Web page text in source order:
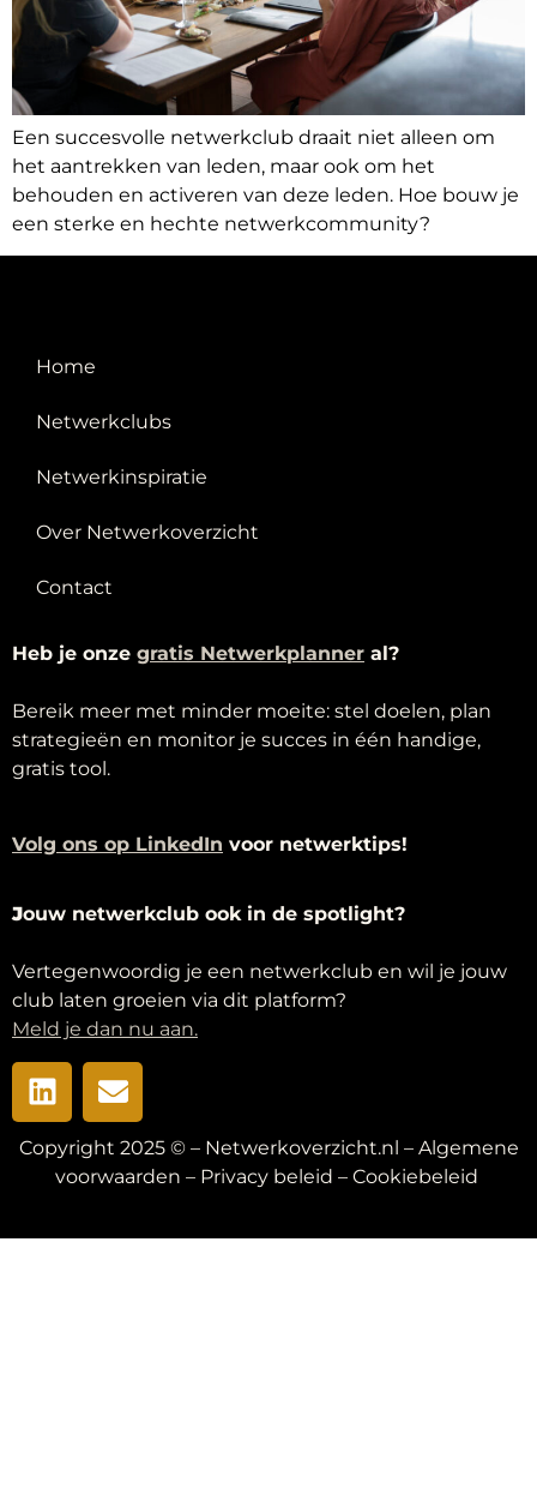
Een succesvolle netwerkclub draait niet alleen om
het aantrekken van leden, maar ook om het
behouden en activeren van deze leden. Hoe bouw je
een sterke en hechte netwerkcommunity?
Home
Netwerkclubs
Netwerkinspiratie
Over Netwerkoverzicht
Contact
Heb je onze gratis Netwerkplanner al?
Bereik meer met minder moeite: stel doelen, plan
strategieën en monitor je succes in één handige,
gratis tool.
Volg ons op LinkedIn voor netwerktips!
Jouw netwerkclub ook in de spotlight?
Vertegenwoordig je een netwerkclub en wil je jouw
club laten groeien via dit platform?
Meld je dan nu aan.
Copyright 2025 © – Netwerkoverzicht.nl – Algemene
voorwaarden – Privacy beleid – Cookiebeleid